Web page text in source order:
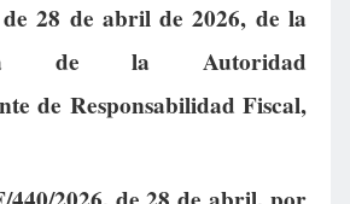
28 de abril de 2026, de la
de la Autoridad
de Responsabilidad Fiscal,